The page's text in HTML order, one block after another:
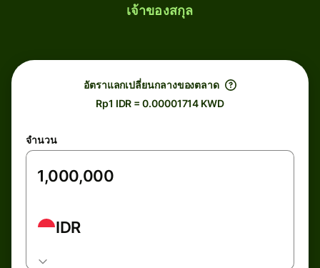
เจ้าของสกุล
อัตราแลกเปลี่ยนกลางของตลาด
Rp1 IDR = 0.00001714 KWD
จำนวน
IDR